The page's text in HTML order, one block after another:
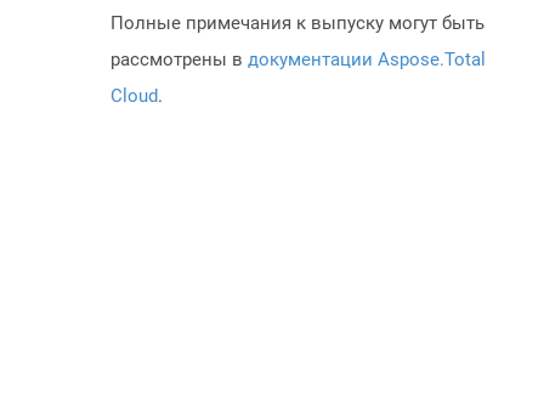
Полные примечания к выпуску могут быть
рассмотрены в документации Aspose.Total
Cloud.